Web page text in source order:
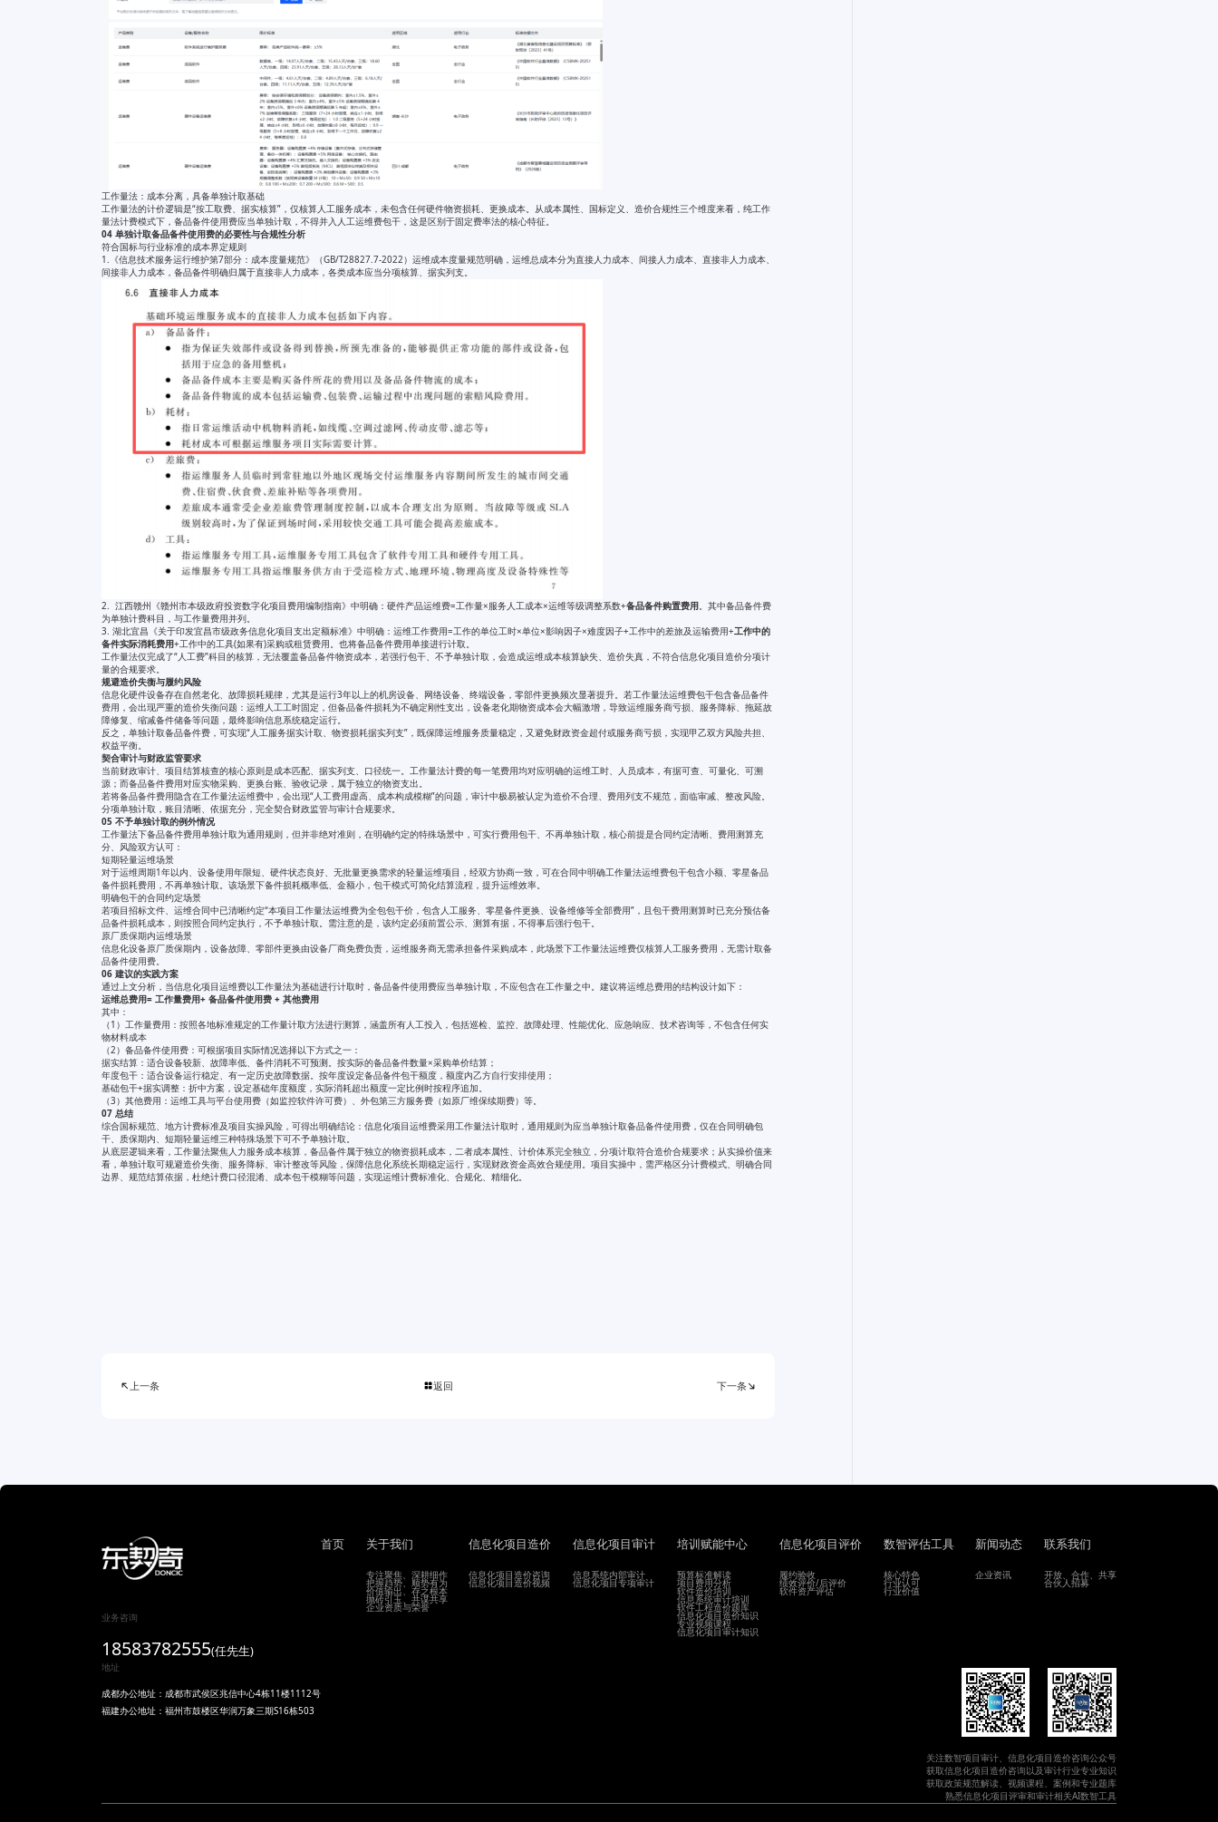
工作量法：成本分离，具备单独计取基础
工作量法的计价逻辑是“按工取费、据实核算”，仅核算人工服务成本，未包含任何硬件物资损耗、更换成本。从成本属性、国标定义、造价合规性三个维度来看，纯工作
量法计费模式下，备品备件使用费应当单独计取，不得并入人工运维费包干，这是区别于固定费率法的核心特征。
04 单独计取备品备件使用费的必要性与合规性分析
符合国标与行业标准的成本界定规则
1.《信息技术服务运行维护第7部分：成本度量规范》（GB/T28827.7-2022）运维成本度量规范明确，运维总成本分为直接人力成本、间接人力成本、直接非人力成本、
间接非人力成本，备品备件明确归属于直接非人力成本，各类成本应当分项核算、据实列支。
2. 江西赣州《赣州市本级政府投资数字化项目费用编制指南》中明确：硬件产品运维费=工作量×服务人工成本×运维等级调整系数+备品备件购置费用。其中备品备件费
为单独计费科目，与工作量费用并列。
3. 湖北宜昌《关于印发宜昌市级政务信息化项目支出定额标准》中明确：运维工作费用=工作的单位工时×单位×影响因子×难度因子+工作中的差旅及运输费用+工作中的
备件实际消耗费用+工作中的工具(如果有)采购或租赁费用。也将备品备件费用单接进行计取。
工作量法仅完成了“人工费”科目的核算，无法覆盖备品备件物资成本，若强行包干、不予单独计取，会造成运维成本核算缺失、造价失真，不符合信息化项目造价分项计
量的合规要求。
规避造价失衡与履约风险
信息化硬件设备存在自然老化、故障损耗规律，尤其是运行3年以上的机房设备、网络设备、终端设备，零部件更换频次显著提升。若工作量法运维费包干包含备品备件
费用，会出现严重的造价失衡问题：运维人工工时固定，但备品备件损耗为不确定刚性支出，设备老化期物资成本会大幅激增，导致运维服务商亏损、服务降标、拖延故
障修复、缩减备件储备等问题，最终影响信息系统稳定运行。
反之，单独计取备品备件费，可实现“人工服务据实计取、物资损耗据实列支”，既保障运维服务质量稳定，又避免财政资金超付或服务商亏损，实现甲乙双方风险共担、
权益平衡。
契合审计与财政监管要求
当前财政审计、项目结算核查的核心原则是成本匹配、据实列支、口径统一。工作量法计费的每一笔费用均对应明确的运维工时、人员成本，有据可查、可量化、可溯
源；而备品备件费用对应实物采购、更换台账、验收记录，属于独立的物资支出。
若将备品备件费用隐含在工作量法运维费中，会出现“人工费用虚高、成本构成模糊”的问题，审计中极易被认定为造价不合理、费用列支不规范，面临审减、整改风险。
分项单独计取，账目清晰、依据充分，完全契合财政监管与审计合规要求。
05 不予单独计取的例外情况
工作量法下备品备件费用单独计取为通用规则，但并非绝对准则，在明确约定的特殊场景中，可实行费用包干、不再单独计取，核心前提是合同约定清晰、费用测算充
分、风险双方认可：
短期轻量运维场景
对于运维周期1年以内、设备使用年限短、硬件状态良好、无批量更换需求的轻量运维项目，经双方协商一致，可在合同中明确工作量法运维费包干包含小额、零星备品
备件损耗费用，不再单独计取。该场景下备件损耗概率低、金额小，包干模式可简化结算流程，提升运维效率。
明确包干的合同约定场景
若项目招标文件、运维合同中已清晰约定“本项目工作量法运维费为全包包干价，包含人工服务、零星备件更换、设备维修等全部费用”，且包干费用测算时已充分预估备
品备件损耗成本，则按照合同约定执行，不予单独计取。需注意的是，该约定必须前置公示、测算有据，不得事后强行包干。
原厂质保期内运维场景
信息化设备原厂质保期内，设备故障、零部件更换由设备厂商免费负责，运维服务商无需承担备件采购成本，此场景下工作量法运维费仅核算人工服务费用，无需计取备
品备件使用费。
06 建议的实践方案
通过上文分析，当信息化项目运维费以工作量法为基础进行计取时，备品备件使用费应当单独计取，不应包含在工作量之中。建议将运维总费用的结构设计如下：
运维总费用= 工作量费用+ 备品备件使用费 + 其他费用
其中：
（1）工作量费用：按照各地标准规定的工作量计取方法进行测算，涵盖所有人工投入，包括巡检、监控、故障处理、性能优化、应急响应、技术咨询等，不包含任何实
物材料成本
（2）备品备件使用费：可根据项目实际情况选择以下方式之一：
据实结算：适合设备较新、故障率低、备件消耗不可预测。按实际的备品备件数量×采购单价结算；
年度包干：适合设备运行稳定、有一定历史故障数据。按年度设定备品备件包干额度，额度内乙方自行安排使用；
基础包干+据实调整：折中方案，设定基础年度额度，实际消耗超出额度一定比例时按程序追加。
（3）其他费用：运维工具与平台使用费（如监控软件许可费）、外包第三方服务费（如原厂维保续期费）等。
07 总结
综合国标规范、地方计费标准及项目实操风险，可得出明确结论：信息化项目运维费采用工作量法计取时，通用规则为应当单独计取备品备件使用费，仅在合同明确包
干、质保期内、短期轻量运维三种特殊场景下可不予单独计取。
从底层逻辑来看，工作量法聚焦人力服务成本核算，备品备件属于独立的物资损耗成本，二者成本属性、计价体系完全独立，分项计取符合造价合规要求；从实操价值来
看，单独计取可规避造价失衡、服务降标、审计整改等风险，保障信息化系统长期稳定运行，实现财政资金高效合规使用。项目实操中，需严格区分计费模式、明确合同
边界、规范结算依据，杜绝计费口径混淆、成本包干模糊等问题，实现运维计费标准化、合规化、精细化。
上一条 返回 下一条
业务咨询
18583782555(任先生)
地址
成都办公地址：成都市武侯区兆信中心4栋11楼1112号
福建办公地址：福州市鼓楼区华润万象三期S16栋503
首页 关于我们
专注聚焦、深耕细作
把握趋势、顺势有为
价值输出、存之根本
抛砖引玉、共谋共享
企业资质与荣誉
信息化项目造价
信息化项目造价咨询
信息化项目造价视频
信息化项目审计
信息系统内部审计
信息化项目专项审计
培训赋能中心
预算标准解读
项目费用分析
软件造价培训
信息系统审计培训
软件工程造价题库
信息化项目造价知识
专业视频课程
信息化项目审计知识
信息化项目评价
履约验收
绩效评价/后评价
软件资产评估
数智评估工具
核心特色
行业认可
行业价值
新闻动态
企业资讯
联系我们
开放、合作、共享
合伙人招募
关注数智项目审计、信息化项目造价咨询公众号
获取信息化项目造价咨询以及审计行业专业知识
获取政策规范解读、视频课程、案例和专业题库
熟悉信息化项目评审和审计相关AI数智工具